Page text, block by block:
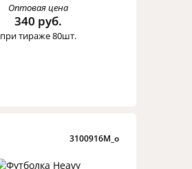
Оптовая цена
340 руб.
при тираже 80шт.
3100916M_o